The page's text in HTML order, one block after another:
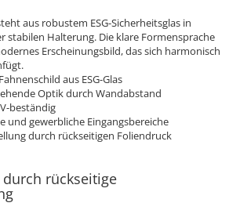
aus robustem ESG-Sicherheitsglas in
stabilen Halterung. Die klare Formensprache
Erscheinungsbild, das sich harmonisch
aus ESG-Glas
Optik durch Wandabstand
beständig
und gewerbliche Eingangsbereiche
durch rückseitigen Foliendruck
rückseitige